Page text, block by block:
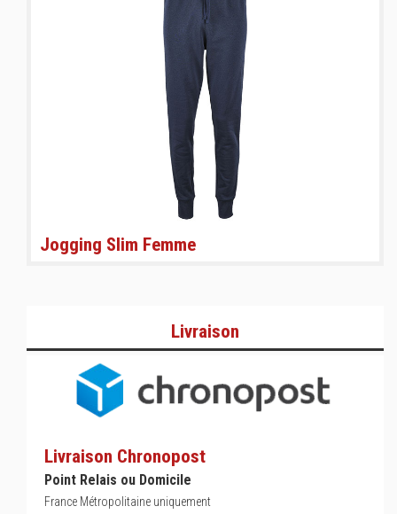
Jogging Slim Femme
Livraison
Livraison Chronopost
Point Relais ou Domicile
France Métropolitaine uniquement